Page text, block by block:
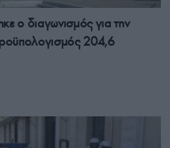
ο διαγωνισμός για την
204,6